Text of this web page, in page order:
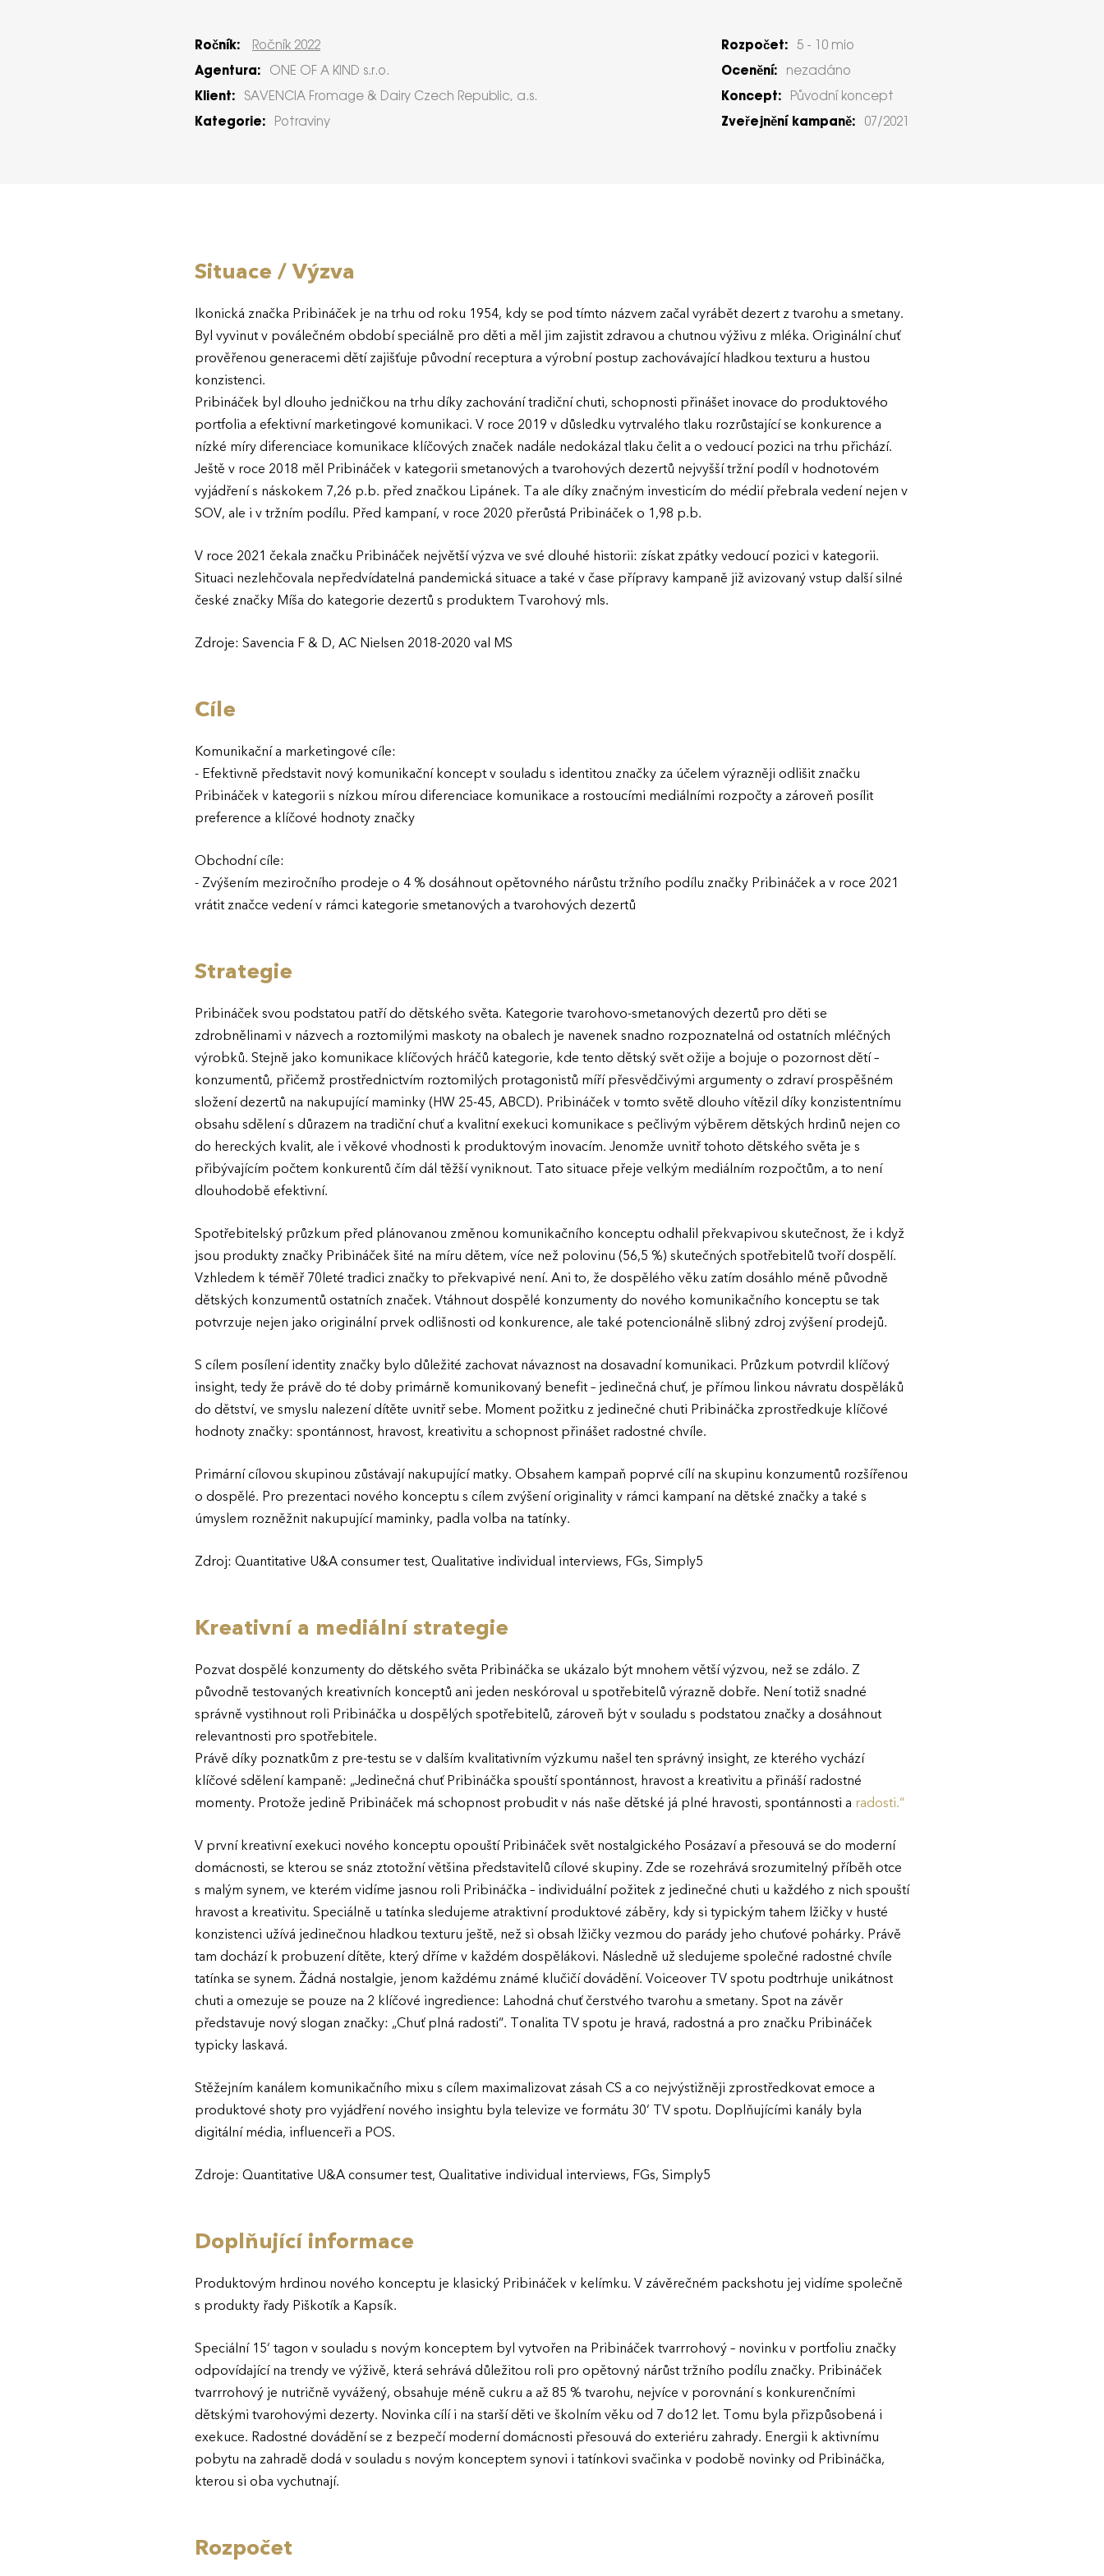
Ročník: Ročník 2022
Agentura: ONE OF A KIND s.r.o.
Klient: SAVENCIA Fromage & Dairy Czech Republic, a.s.
Kategorie: Potraviny
Rozpočet: 5 - 10 mio
Ocenění: nezadáno
Koncept: Původní koncept
Zveřejnění kampaně: 07/2021
Situace / Výzva
Ikonická značka Pribináček je na trhu od roku 1954, kdy se pod tímto názvem začal vyrábět dezert z tvarohu a smetany.
Byl vyvinut v poválečném období speciálně pro děti a měl jim zajistit zdravou a chutnou výživu z mléka. Originální chuť
prověřenou generacemi dětí zajišťuje původní receptura a výrobní postup zachovávající hladkou texturu a hustou
konzistenci.
Pribináček byl dlouho jedničkou na trhu díky zachování tradiční chuti, schopnosti přinášet inovace do produktového
portfolia a efektivní marketingové komunikaci. V roce 2019 v důsledku vytrvalého tlaku rozrůstající se konkurence a
nízké míry diferenciace komunikace klíčových značek nadále nedokázal tlaku čelit a o vedoucí pozici na trhu přichází.
Ještě v roce 2018 měl Pribináček v kategorii smetanových a tvarohových dezertů nejvyšší tržní podíl v hodnotovém
vyjádření s náskokem 7,26 p.b. před značkou Lipánek. Ta ale díky značným investicím do médií přebrala vedení nejen v
SOV, ale i v tržním podílu. Před kampaní, v roce 2020 přerůstá Pribináček o 1,98 p.b.
V roce 2021 čekala značku Pribináček největší výzva ve své dlouhé historii: získat zpátky vedoucí pozici v kategorii.
Situaci nezlehčovala nepředvídatelná pandemická situace a také v čase přípravy kampaně již avizovaný vstup další silné
české značky Míša do kategorie dezertů s produktem Tvarohový mls.
Zdroje: Savencia F & D, AC Nielsen 2018-2020 val MS
Cíle
Komunikační a marketingové cíle:
- Efektivně představit nový komunikační koncept v souladu s identitou značky za účelem výrazněji odlišit značku
Pribináček v kategorii s nízkou mírou diferenciace komunikace a rostoucími mediálními rozpočty a zároveň posílit
preference a klíčové hodnoty značky
Obchodní cíle:
- Zvýšením meziročního prodeje o 4 % dosáhnout opětovného nárůstu tržního podílu značky Pribináček a v roce 2021
vrátit značce vedení v rámci kategorie smetanových a tvarohových dezertů
Strategie
Pribináček svou podstatou patří do dětského světa. Kategorie tvarohovo-smetanových dezertů pro děti se
zdrobnělinami v názvech a roztomilými maskoty na obalech je navenek snadno rozpoznatelná od ostatních mléčných
výrobků. Stejně jako komunikace klíčových hráčů kategorie, kde tento dětský svět ožije a bojuje o pozornost dětí –
konzumentů, přičemž prostřednictvím roztomilých protagonistů míří přesvědčivými argumenty o zdraví prospěšném
složení dezertů na nakupující maminky (HW 25-45, ABCD). Pribináček v tomto světě dlouho vítězil díky konzistentnímu
obsahu sdělení s důrazem na tradiční chuť a kvalitní exekuci komunikace s pečlivým výběrem dětských hrdinů nejen co
do hereckých kvalit, ale i věkové vhodnosti k produktovým inovacím. Jenomže uvnitř tohoto dětského světa je s
přibývajícím počtem konkurentů čím dál těžší vyniknout. Tato situace přeje velkým mediálním rozpočtům, a to není
dlouhodobě efektivní.
Spotřebitelský průzkum před plánovanou změnou komunikačního konceptu odhalil překvapivou skutečnost, že i když
jsou produkty značky Pribináček šité na míru dětem, více než polovinu (56,5 %) skutečných spotřebitelů tvoří dospělí.
Vzhledem k téměř 70leté tradici značky to překvapivé není. Ani to, že dospělého věku zatím dosáhlo méně původně
dětských konzumentů ostatních značek. Vtáhnout dospělé konzumenty do nového komunikačního konceptu se tak
potvrzuje nejen jako originální prvek odlišnosti od konkurence, ale také potencionálně slibný zdroj zvýšení prodejů.
S cílem posílení identity značky bylo důležité zachovat návaznost na dosavadní komunikaci. Průzkum potvrdil klíčový
insight, tedy že právě do té doby primárně komunikovaný benefit – jedinečná chuť, je přímou linkou návratu dospěláků
do dětství, ve smyslu nalezení dítěte uvnitř sebe. Moment požitku z jedinečné chuti Pribináčka zprostředkuje klíčové
hodnoty značky: spontánnost, hravost, kreativitu a schopnost přinášet radostné chvíle.
Primární cílovou skupinou zůstávají nakupující matky. Obsahem kampaň poprvé cílí na skupinu konzumentů rozšířenou
o dospělé. Pro prezentaci nového konceptu s cílem zvýšení originality v rámci kampaní na dětské značky a také s
úmyslem rozněžnit nakupující maminky, padla volba na tatínky.
Zdroj: Quantitative U&A consumer test, Qualitative individual interviews, FGs, Simply5
Kreativní a mediální strategie
Pozvat dospělé konzumenty do dětského světa Pribináčka se ukázalo být mnohem větší výzvou, než se zdálo. Z
původně testovaných kreativních konceptů ani jeden neskóroval u spotřebitelů výrazně dobře. Není totiž snadné
správně vystihnout roli Pribináčka u dospělých spotřebitelů, zároveň být v souladu s podstatou značky a dosáhnout
relevantnosti pro spotřebitele.
Právě díky poznatkům z pre-testu se v dalším kvalitativním výzkumu našel ten správný insight, ze kterého vychází
klíčové sdělení kampaně: „Jedinečná chuť Pribináčka spouští spontánnost, hravost a kreativitu a přináší radostné
momenty. Protože jedině Pribináček má schopnost probudit v nás naše dětské já plné hravosti, spontánnosti a radosti.“
V první kreativní exekuci nového konceptu opouští Pribináček svět nostalgického Posázaví a přesouvá se do moderní
domácnosti, se kterou se snáz ztotožní většina představitelů cílové skupiny. Zde se rozehrává srozumitelný příběh otce
s malým synem, ve kterém vidíme jasnou roli Pribináčka – individuální požitek z jedinečné chuti u každého z nich spouští
hravost a kreativitu. Speciálně u tatínka sledujeme atraktivní produktové záběry, kdy si typickým tahem lžičky v husté
konzistenci užívá jedinečnou hladkou texturu ještě, než si obsah lžičky vezmou do parády jeho chuťové pohárky. Právě
tam dochází k probuzení dítěte, který dříme v každém dospělákovi. Následně už sledujeme společné radostné chvíle
tatínka se synem. Žádná nostalgie, jenom každému známé klučičí dovádění. Voiceover TV spotu podtrhuje unikátnost
chuti a omezuje se pouze na 2 klíčové ingredience: Lahodná chuť čerstvého tvarohu a smetany. Spot na závěr
představuje nový slogan značky: „Chuť plná radosti“. Tonalita TV spotu je hravá, radostná a pro značku Pribináček
typicky laskavá.
Stěžejním kanálem komunikačního mixu s cílem maximalizovat zásah CS a co nejvýstižněji zprostředkovat emoce a
produktové shoty pro vyjádření nového insightu byla televize ve formátu 30‘ TV spotu. Doplňujícími kanály byla
digitální média, influenceři a POS.
Zdroje: Quantitative U&A consumer test, Qualitative individual interviews, FGs, Simply5
Doplňující informace
Produktovým hrdinou nového konceptu je klasický Pribináček v kelímku. V závěrečném packshotu jej vidíme společně
s produkty řady Piškotík a Kapsík.
Speciální 15‘ tagon v souladu s novým konceptem byl vytvořen na Pribináček tvarrrohový – novinku v portfoliu značky
odpovídající na trendy ve výživě, která sehrává důležitou roli pro opětovný nárůst tržního podílu značky. Pribináček
tvarrrohový je nutričně vyvážený, obsahuje méně cukru a až 85 % tvarohu, nejvíce v porovnání s konkurenčními
dětskými tvarohovými dezerty. Novinka cílí i na starší děti ve školním věku od 7 do12 let. Tomu byla přizpůsobená i
exekuce. Radostné dovádění se z bezpečí moderní domácnosti přesouvá do exteriéru zahrady. Energii k aktivnímu
pobytu na zahradě dodá v souladu s novým konceptem synovi i tatínkovi svačinka v podobě novinky od Pribináčka,
kterou si oba vychutnají.
Rozpočet